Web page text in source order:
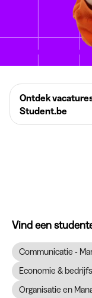
Ontdek
Student.be
Vind een
Communicatie -
Economie &
Organisatie en